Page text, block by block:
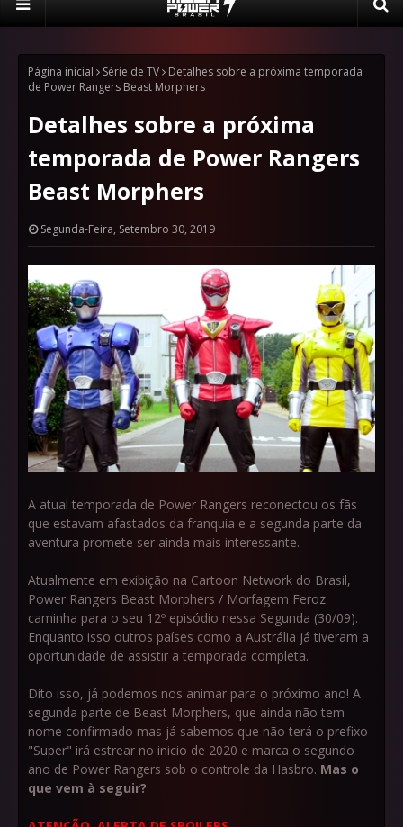
Página inicial Série de TV
Detalhes sobre a próxima temporada
de Power Rangers Beast Morphers
Detalhes sobre a próxima
temporada de Power Rangers
Beast Morphers
Segunda-Feira, Setembro 30, 2019
A atual temporada de Power Rangers reconectou os fãs
que estavam afastados da franquia e a segunda parte da
aventura promete ser ainda mais interessante.
Atualmente em exibição na Cartoon Network do Brasil,
Power Rangers Beast Morphers / Morfagem Feroz
caminha para o seu 12º episódio nessa Segunda (30/09).
Enquanto isso outros países como a Austrália já tiveram a
oportunidade de assistir a temporada completa.
Dito isso, já podemos nos animar para o próximo ano! A
segunda parte de Beast Morphers, que ainda não tem
nome confirmado mas já sabemos que não terá o prefixo
"Super" irá estrear no inicio de 2020 e marca o segundo
ano de Power Rangers sob o controle da Hasbro. Mas o
que vem à seguir?